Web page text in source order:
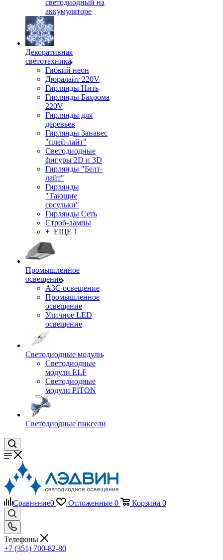
светодиодный на
аккумуляторе
Декоративная
светотехника
Гибкий неон
Дюралайт 220V
Гирлянды Нить
Гирлянды Бахрома
220V
Гирлянды для
деревьев
Гирлянды Занавес
"плей-лайт"
Светодиодные
фигуры 2D и 3D
Гирлянды "Белт-
лайт"
Гирлянды
"Тающие
сосульки"
Гирлянды Сеть
Строб-лампы
+ ЕЩЕ 1
Промышленное
освещение
АЗС освещение
Промышленное
освещение
Уличное LED
освещение
Светодиодные модули
Светодиодные
модули ELF
Светодиодные
модули PITON
Светодиодные пиксели
Сравнение0 Отложенные 0 Корзина 0
Телефоны
+7 (351) 700-82-80